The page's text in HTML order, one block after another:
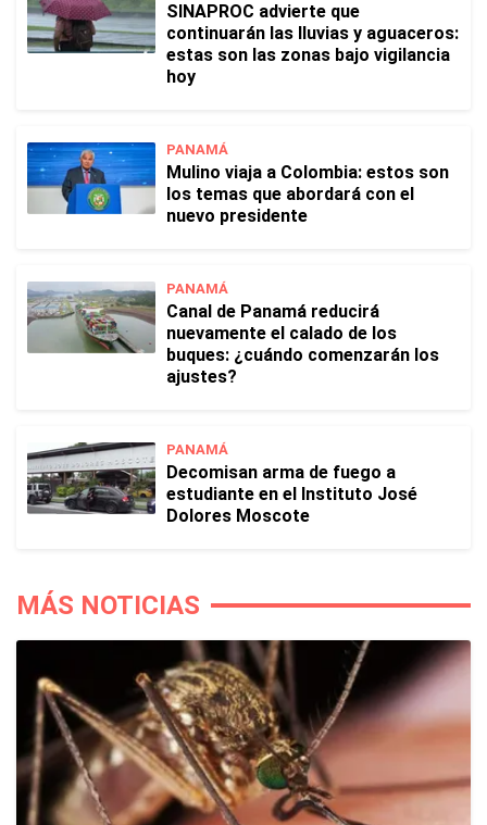
SINAPROC advierte que
continuarán las lluvias y aguaceros:
estas son las zonas bajo vigilancia
hoy
PANAMÁ
Mulino viaja a Colombia: estos son
los temas que abordará con el
nuevo presidente
PANAMÁ
Canal de Panamá reducirá
nuevamente el calado de los
buques: ¿cuándo comenzarán los
ajustes?
PANAMÁ
Decomisan arma de fuego a
estudiante en el Instituto José
Dolores Moscote
MÁS NOTICIAS